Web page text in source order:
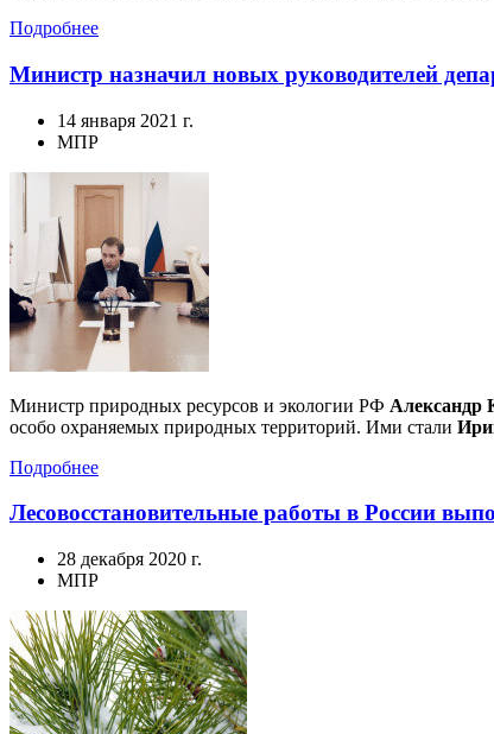
Подробнее
Министр назначил новых руководителей
14 января 2021 г.
МПР
Министр природных ресурсов и экологии РФ Александр
особо охраняемых природных территорий. Ими стали
Подробнее
Лесовосстановительные работы в России
28 декабря 2020 г.
МПР